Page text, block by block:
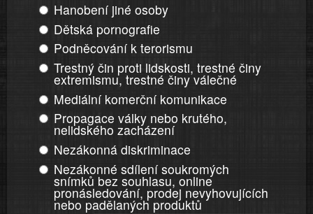
Hanobení jiné osoby
Dětská pornografie
Podněcování k terorismu
Trestný čin proti lidskosti, trestné činy
extremismu, trestné činy válečné
Mediální komerční komunikace
Propagace války nebo krutého,
nelidského zacházení
Nezákonná diskriminace
Nezákonné sdílení soukromých
snímků bez souhlasu, online
pronásledování, prodej nevyhovujících
nebo padělaných produktů